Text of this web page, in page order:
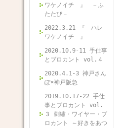
ワケノイチ 』 －ふ
たたび－
2022.3.21 『 ハレ
ワケノイチ 』
2020.10.9-11 手仕事
とブロカント vol.４
2020.4.1-3 神戸さん
ぽ×神戸阪急
2019.10.17-22 手仕
事とブロカント vol.
３ 刺繍・ワイヤー・ブ
ロカント ～好きをあつ